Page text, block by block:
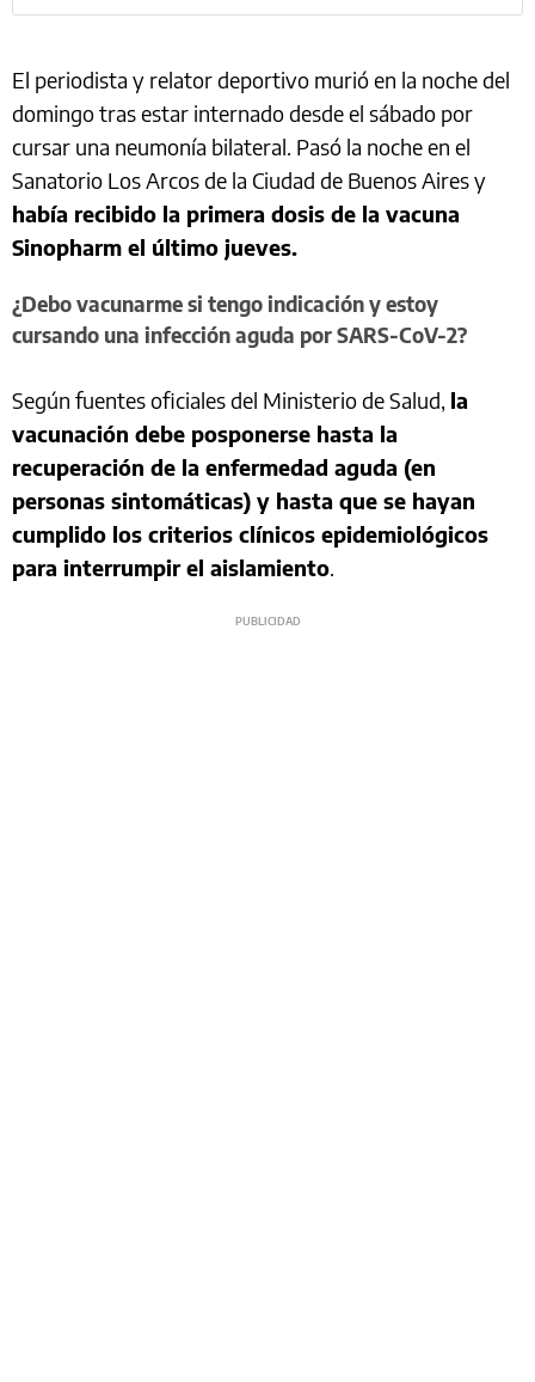
El periodista y relator deportivo murió en la noche del
domingo tras estar internado desde el sábado por
cursar una neumonía bilateral. Pasó la noche en el
Sanatorio Los Arcos de la Ciudad de Buenos Aires y
había recibido la primera dosis de la vacuna
Sinopharm el último jueves.
¿Debo vacunarme si tengo indicación y estoy
cursando una infección aguda por SARS-CoV-2?
Según fuentes oficiales del Ministerio de Salud, la
vacunación debe posponerse hasta la
recuperación de la enfermedad aguda (en
personas sintomáticas) y hasta que se hayan
cumplido los criterios clínicos epidemiológicos
para interrumpir el aislamiento.